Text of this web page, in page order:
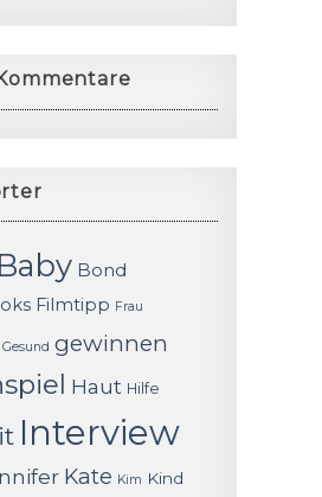
Baby Bond
Filmtipp Frau
Gesund gewinnen
Haut Hilfe
Interview
Kate Kim Kind